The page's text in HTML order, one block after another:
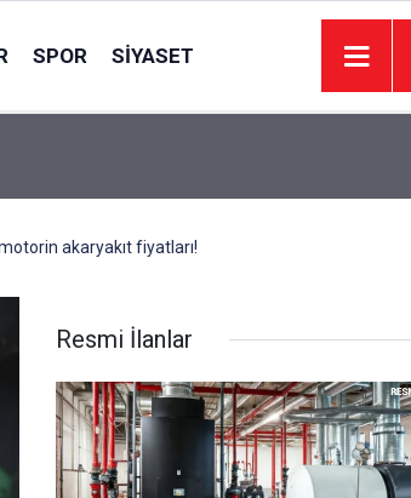
SPOR SIYASET
akaryakıt fiyatları!
Resmi İlanlar